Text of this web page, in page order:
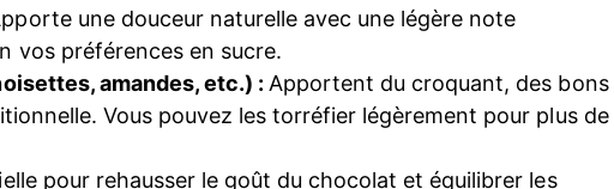
une douceur naturelle avec une légère note
vos préférences en sucre.
amandes, etc.) : Apportent du croquant, des bons
Vous pouvez les torréfier légèrement pour plus de
pour rehausser le goût du chocolat et équilibrer les